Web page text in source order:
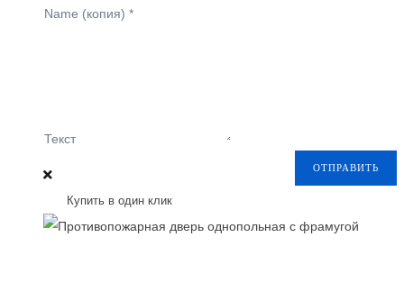
Name (копия) *
Текст
ОТПРАВИТЬ
Купить в один клик